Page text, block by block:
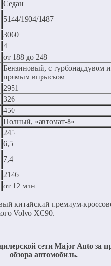
Седан
5144/1904/1487
3060
4
от 188 до 248
Бензиновый, с турбонаддувом и
прямым впрыском
2951
326
450
Полный, «автомат-8»
245
6,5
7,4
2146
от 12 млн
китайский премиум-
Volvo XC90.
сети Major Auto за
обзора автомобиль.